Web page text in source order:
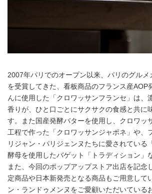
2007年パリでのオープン以来、パリのグル
を受賞してきた、看板商品のフランス産AOP
んに使用した「クロワッサンフランセ」は、
香りが、ひと口ごとにサクサクの食感と共に
す。また国産発酵バターを使用し、クロワッ
工程で作った「クロワッサンジャポネ」や、
リジャン・パリジェンヌたちに愛されている
酵母を使用したバゲット「トラディション」
また、今回のポップアップストア出店を記念
定商品や日本新発売となる商品もご用意して
ン・ランドゥメンヌをご愛顧いただいている